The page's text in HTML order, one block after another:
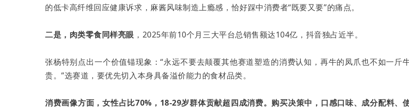
的低卡高纤维回应健康诉求，麻酱风味制造上瘾感，恰好踩中消费者“既要又要”的痛点。
二是，肉类零食同样亮眼 ，2025年前10个月三大平台总销售额达104亿，抖音独占近半。
张杨特别点出一个价值锚现象：“永远不要去颠覆其他赛道塑造的消费认知，再牛的凤爪也不如一斤
贵。”选赛道，要优先切入本身具备溢价能力的食材品类。
消费画像方面，女性占比70%，18-29岁群体贡献超四成消费。购买决策中，口感口味、成分配料、